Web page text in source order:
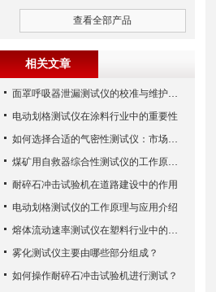
查看全部产品
相关文章
面罩呼吸器泄漏测试仪的校准与维护技巧
电动划格测试仪在涂料行业中的重要性
如何选择合适的气密性测试仪：市场指南
煤矿用自救器综合性测试仪的工作原理与功能解析
耐碎石冲击试验机在道路建设中的作用
电动划格测试仪的工作原理与应用介绍
熔体流动速率测试仪在塑料行业中的应用
雾化测试仪主要由哪些部分组成？
如何操作耐碎石冲击试验机进行测试？